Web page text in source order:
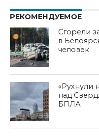
РЕКОМЕНДУЕМОЕ
Сгорели
в
человек
«Рухнули
над
БПЛА